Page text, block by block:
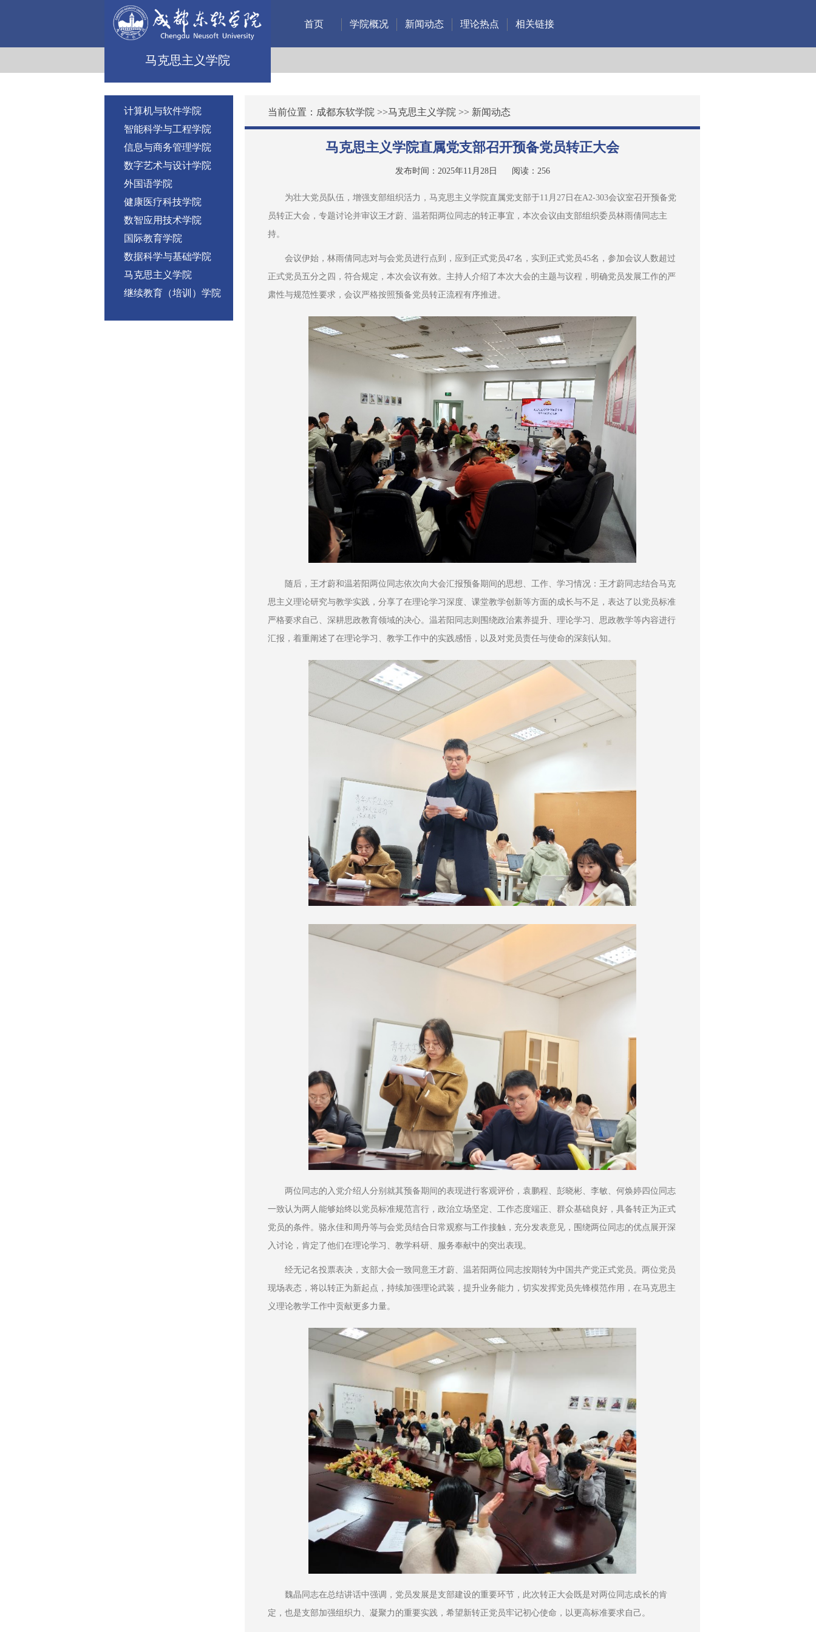
马克思主义学院
首页 学院概况 新闻动态 理论热点 相关链接
计算机与软件学院
智能科学与工程学院
信息与商务管理学院
数字艺术与设计学院
外国语学院
健康医疗科技学院
数智应用技术学院
国际教育学院
数据科学与基础学院
马克思主义学院
继续教育（培训）学院
当前位置： 成都东软学院 >>马克思主义学院 >> 新闻动态
马克思主义学院直属党支部召开预备党员转正大会
发布时间：2025年11月28日 阅读： 256
为壮大党员队伍，增强支部组织活力，马克思主义学院直属党支部于11月27日在A2-303会议室召开预备党
员转正大会，专题讨论并审议王才蔚、温若阳两位同志的转正事宜，本次会议由支部组织委员林雨倩同志主
持。
会议伊始，林雨倩同志对与会党员进行点到，应到正式党员47名，实到正式党员45名，参加会议人数超过
正式党员五分之四，符合规定，本次会议有效。主持人介绍了本次大会的主题与议程，明确党员发展工作的严
肃性与规范性要求，会议严格按照预备党员转正流程有序推进。
随后，王才蔚和温若阳两位同志依次向大会汇报预备期间的思想、工作、学习情况：王才蔚同志结合马克
思主义理论研究与教学实践，分享了在理论学习深度、课堂教学创新等方面的成长与不足，表达了以党员标准
严格要求自己、深耕思政教育领域的决心。温若阳同志则围绕政治素养提升、理论学习、思政教学等内容进行
汇报，着重阐述了在理论学习、教学工作中的实践感悟，以及对党员责任与使命的深刻认知。
两位同志的入党介绍人分别就其预备期间的表现进行客观评价，袁鹏程、彭晓彬、李敏、何焕婷四位同志
一致认为两人能够始终以党员标准规范言行，政治立场坚定、工作态度端正、群众基础良好，具备转正为正式
党员的条件。骆永佳和周丹等与会党员结合日常观察与工作接触，充分发表意见，围绕两位同志的优点展开深
入讨论，肯定了他们在理论学习、教学科研、服务奉献中的突出表现。
经无记名投票表决，支部大会一致同意王才蔚、温若阳两位同志按期转为中国共产党正式党员。两位党员
现场表态，将以转正为新起点，持续加强理论武装，提升业务能力，切实发挥党员先锋模范作用，在马克思主
义理论教学工作中贡献更多力量。
魏晶同志在总结讲话中强调，党员发展是支部建设的重要环节，此次转正大会既是对两位同志成长的肯
定，也是支部加强组织力、凝聚力的重要实践，希望新转正党员牢记初心使命，以更高标准要求自己。